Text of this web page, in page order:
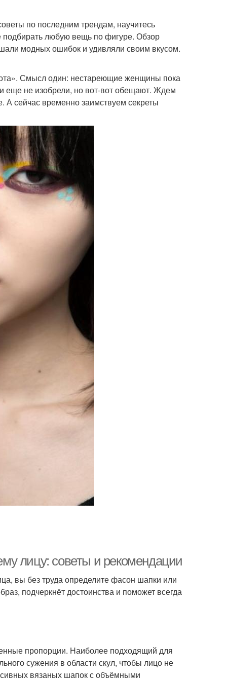
по последним трендам, научитесь
подбирать любую вещь по фигуре. Обзор
модных ошибок и удивляли своим вкусом.
Смысл один: нестареющие женщины пока
еще не изобрели, но вот-вот обещают. Ждем
А сейчас временно заимствуем секреты
лицу: советы и рекомендации
вы без труда определите фасон шапки или
подчеркнёт достоинства и поможет всегда
пропорции. Наиболее подходящий для
сужения в области скул, чтобы лицо не
вязаных шапок с объёмными